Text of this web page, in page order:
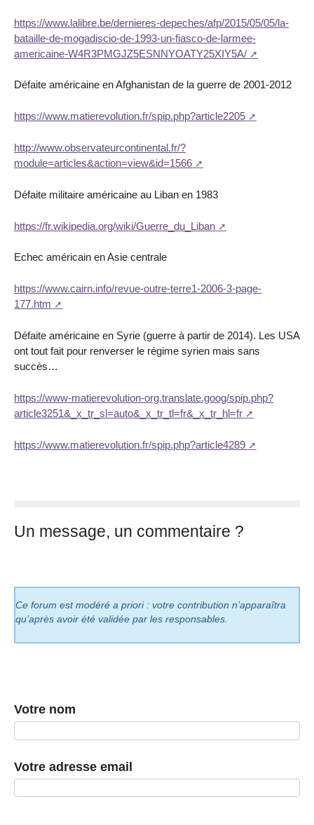
https://www.lalibre.be/dernieres-depeches/afp/2015/05/05/la-
bataille-de-mogadiscio-de-1993-un-fiasco-de-larmee-
americaine-W4R3PMGJZ5ESNNYOATY25XIY5A/
Défaite américaine en Afghanistan de la guerre de 2001-2012
https://www.matierevolution.fr/spip.php?article2205
http://www.observateurcontinental.fr/?
module=articles&action=view&id=1566
Défaite militaire américaine au Liban en 1983
https://fr.wikipedia.org/wiki/Guerre_du_Liban
Echec américain en Asie centrale
https://www.cairn.info/revue-outre-terre1-2006-3-page-
177.htm
Défaite américaine en Syrie (guerre à partir de 2014). Les USA
ont tout fait pour renverser le régime syrien mais sans
succès…
https://www-matierevolution-org.translate.goog/spip.php?
article3251&_x_tr_sl=auto&_x_tr_tl=fr&_x_tr_hl=fr
https://www.matierevolution.fr/spip.php?article4289
Un message, un commentaire ?
Ce forum est modéré a priori : votre contribution n’apparaîtra
qu’après avoir été validée par les responsables.
Votre nom
Votre adresse email